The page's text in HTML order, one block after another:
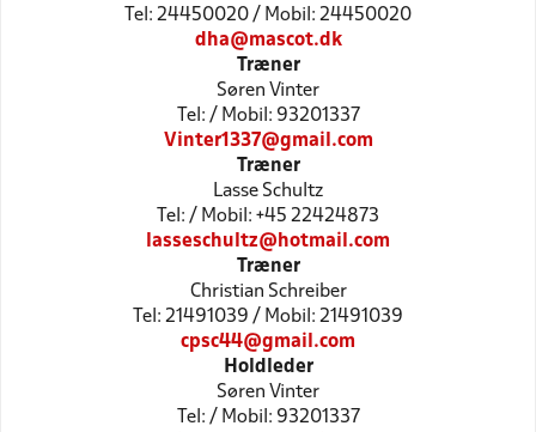
Tel: 24450020 / Mobil: 24450020
dha@mascot.dk
Træner
Søren Vinter
Tel: / Mobil: 93201337
Vinter1337@gmail.com
Træner
Lasse Schultz
Tel: / Mobil: +45 22424873
lasseschultz@hotmail.com
Træner
Christian Schreiber
Tel: 21491039 / Mobil: 21491039
cpsc44@gmail.com
Holdleder
Søren Vinter
Tel: / Mobil: 93201337